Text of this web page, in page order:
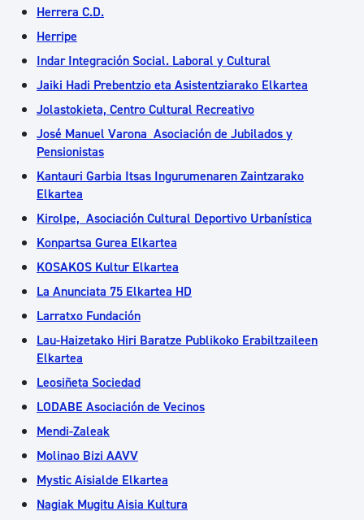
Herrera C.D.
Herripe
Indar Integración Social. Laboral y Cultural
Jaiki Hadi Prebentzio eta Asistentziarako Elkartea
Jolastokieta, Centro Cultural Recreativo
José Manuel Varona Asociación de Jubilados y
Pensionistas
Kantauri Garbia Itsas Ingurumenaren Zaintzarako
Elkartea
Kirolpe, Asociación Cultural Deportivo Urbanística
Konpartsa Gurea Elkartea
KOSAKOS Kultur Elkartea
La Anunciata 75 Elkartea HD
Larratxo Fundación
Lau-Haizetako Hiri Baratze Publikoko Erabiltzaileen
Elkartea
Leosiñeta Sociedad
LODABE Asociación de Vecinos
Mendi-Zaleak
Molinao Bizi AAVV
Mystic Aisialde Elkartea
Nagiak Mugitu Aisia Kultura